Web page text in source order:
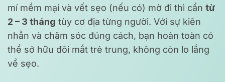
mí mềm mại và vết sẹo (nếu có) mờ đi thì cần từ
2 – 3 tháng tùy cơ địa từng người. Với sự kiên
nhẫn và chăm sóc đúng cách, bạn hoàn toàn có
thể sở hữu đôi mắt trẻ trung, không còn lo lắng
về sẹo.